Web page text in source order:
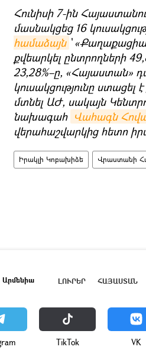
Հունիսի 7-ին
մասնակցեց 16
համաձայն `
քվեարկել ընտրողների
23,28%–ը, «Հայաստան»
կուսակցությունը ստացել
մտնել ԱԺ, սակայն
նախագահ Վահագն
վերահաշվարկից հետո
Իրակլի Կոբախիձե Վրաստանի
Արմենիա ԼՈՒՐԵՐ ՀԱՅԱՍՏԱՆ
ТikТоk VK